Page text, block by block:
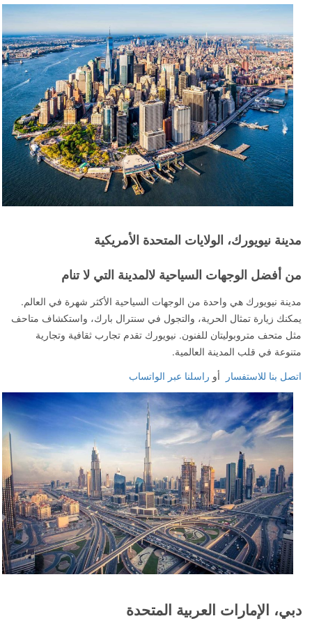
مدينة نيويورك، الولايات المتحدة الأمريكية
من أفضل الوجهات السياحية لالمدينة التي لا تنام
مدينة نيويورك هي واحدة من الوجهات السياحية الأكثر شهرة في العالم.
يمكنك زيارة تمثال الحرية، والتجول في سنترال بارك، واستكشاف متاحف
مثل متحف متروبوليتان للفنون. نيويورك تقدم تجارب ثقافية وتجارية
متنوعة في قلب المدينة العالمية.
اتصل بنا للاستفسار
أو راسلنا عبر الواتساب
دبي، الإمارات العربية المتحدة